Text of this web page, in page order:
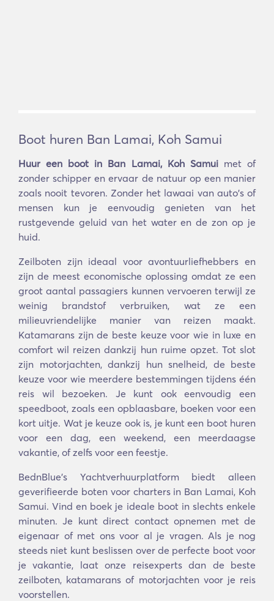
Boot huren Ban Lamai, Koh Samui
Huur een boot in Ban Lamai, Koh Samuimet of
zonder schipper en ervaar de natuur op een manier
zoals nooit tevoren. Zonder het lawaai van auto's of
mensen kun je eenvoudig genieten van het
rustgevende geluid van het water en de zon op je
huid.
Zeilboten zijn ideaal voor avontuurliefhebbers en
zijn de meest economische oplossing omdat ze een
groot aantal passagiers kunnen vervoeren terwijl ze
weinig brandstof verbruiken, wat ze een
milieuvriendelijke manier van reizen maakt.
Katamarans zijn de beste keuze voor wie in luxe en
comfort wil reizen dankzij hun ruime opzet. Tot slot
zijn motorjachten, dankzij hun snelheid, de beste
keuze voor wie meerdere bestemmingen tijdens één
reis wil bezoeken. Je kunt ook eenvoudig een
speedboot, zoals een opblaasbare, boeken voor een
kort uitje. Wat je keuze ook is, je kunt een boot huren
voor een dag, een weekend, een meerdaagse
vakantie, of zelfs voor een feestje.
BednBlue's Yachtverhuurplatform biedt alleen
geverifieerde boten voor charters in Ban Lamai, Koh
Samui. Vind en boek je ideale boot in slechts enkele
minuten. Je kunt direct contact opnemen met de
eigenaar of met ons voor al je vragen. Als je nog
steeds niet kunt beslissen over de perfecte boot voor
je vakantie, laat onze reisexperts dan de beste
zeilboten, katamarans of motorjachten voor je reis
voorstellen.